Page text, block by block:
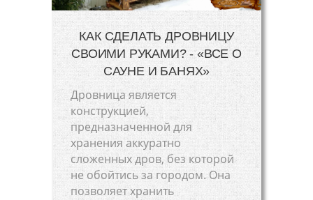
КАК СДЕЛАТЬ ДРОВНИЦУ
СВОИМИ РУКАМИ? - «ВСЕ О
САУНЕ И БАНЯХ»
Дровница является
конструкцией,
предназначенной для
хранения аккуратно
сложенных дров, без которой
не обойтись за городом. Она
позволяет хранить